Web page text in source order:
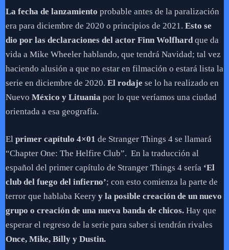
La fecha de lanzamiento probable antes de la paralización
era para diciembre de 2020 o principios de 2021. Esto se
dio por las declaraciones del actor Finn Wolfhardque da
vida a Mike Wheeler hablando, que tendrá Navidad; tal vez
haciendo alusión a que no estar en filmación o estará lista la
serie en diciembre de 2020. El rodaje se lo ha realizado en
Nuevo México y Lituania por lo que veríamos una ciudad
orientada a esa geografía.
El primer capítulo 4×01 de Stranger Things 4 se llamará
“Chapter One: The Helfire Club”. En la traducción al
español del primer capítulo de Stranger Things 4 sería ‘El
club del fuego del infierno’; con esto comienza la parte de
terror que hablaba Keery y la posible creación de un nuevo
grupo o creación de una nueva banda de chicos. Hay que
esperar el regreso de la serie para saber si tendrán rivales
Once, Mike, Billy y Dustin.